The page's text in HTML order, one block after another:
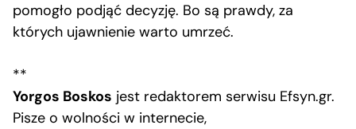
pomogło podjąć decyzję. Bo są prawdy, za
których ujawnienie warto umrzeć.
**
Yorgos Boskos jest redaktorem serwisu Efsyn.gr.
Pisze o wolności w internecie,